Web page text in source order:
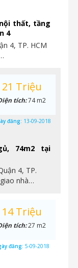
thất, tầng
4
4, TP. HCM
74m2 tại
4, TP.
nhà…
21 Triệu
tích:74 m2
đăng: 13-09-2018
14 Triệu
tích:27 m2
đăng: 5-09-2018